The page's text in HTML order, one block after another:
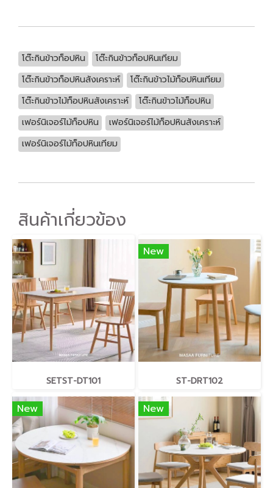
โต๊ะกินข้าวท็อปหิน
โต๊ะกินข้าวท็อปหินเทียม
โต๊ะกินข้าวท็อปหินสังเคราะห์
โต๊ะกินข้าวไม้ท็อปหินเทียม
โต๊ะกินข้าวไม้ท็อปหินสังเคราะห์
โต๊ะกินข้าวไม้ท็อปหิน
เฟอร์นิเจอร์ไม้ท็อปหิน
เฟอร์นิเจอร์ไม้ท็อปหินสังเคราะห์
เฟอร์นิเจอร์ไม้ท็อปหินเทียม
สินค้าเกี่ยวข้อง
SETST-DT101
New
ST-DRT102
New New